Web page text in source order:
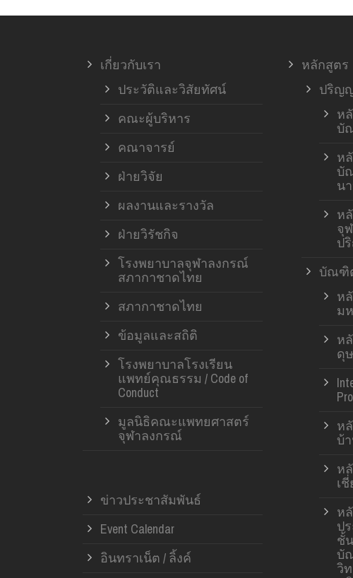
เกี่ยวกับเรา
ประวัติและวิสัยทัศน์
คณะผู้บริหาร
คณาจารย์
ฝ่ายวิจัย
ผลงานและรางวัล
ฝ่ายวิรัชกิจ
โรงพยาบาลจุฬาลงกรณ์
สภากาชาดไทย
สภากาชาดไทย
ข้อมูลและสถิติ
โรงพยาบาลโรงเรียน
แพทย์คุณธรรม / Code of
Conduct
มูลนิธิคณะแพทยศาสตร์
จุฬาลงกรณ์
ข่าวประชาสัมพันธ์
Event Calendar
อินทราเน็ต / ลิ้งค์
หลักสูตร
ปริญ
ห
บั
ห
บั
น
ห
จุ
ป
บัณฑิ
ห
ม
ห
ดุ
ห
บ้
ห
เ
ห
ป
ชั้
บั
วิ